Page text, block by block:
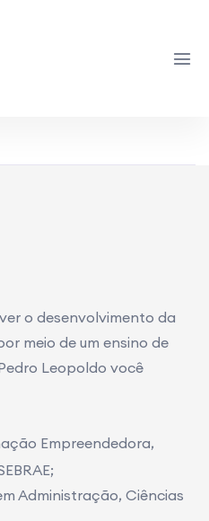
Disponíveis
o desenvolvimento da
meio de um ensino de
Leopoldo você
Empreendedora,
Administração, Ciências